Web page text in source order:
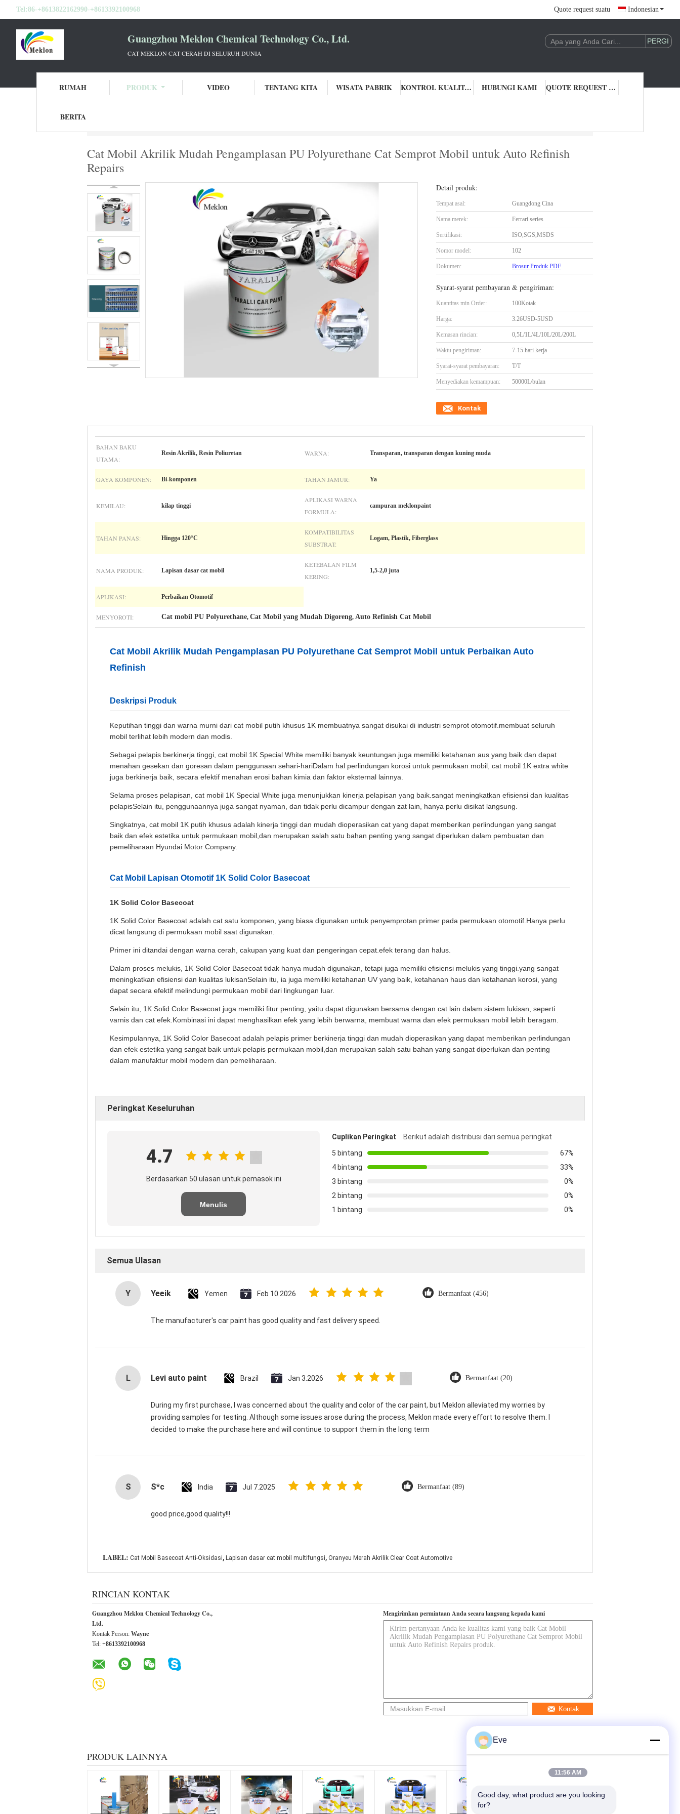
Tel:86-+8613822162990-+8613392100968 Quote request suatu Indonesian
Guangzhou Meklon Chemical Technology Co., Ltd.
CAT MEKLON CAT CERAH DI SELURUH DUNIA
RUMAH PRODUK VIDEO TENTANG KITA WISATA PABRIK KONTROL KUALITAS HUBUNGI KAMI QUOTE REQUEST SUATU
BERITA
Cat Mobil Akrilik Mudah Pengamplasan PU Polyurethane Cat Semprot Mobil untuk Auto Refinish
Repairs
Detail produk:
Tempat asal: Guangdong Cina
Nama merek: Ferrari series
Sertifikasi: ISO,SGS,MSDS
Nomor model: 102
Dokumen: Brosur Produk PDF
Syarat-syarat pembayaran & pengiriman:
Kuantitas min Order: 100Kotak
Harga: 3.26USD-5USD
Kemasan rincian: 0,5L/1L/4L/10L/20L/200L
Waktu pengiriman: 7-15 hari kerja
Syarat-syarat pembayaran: T/T
Menyediakan kemampuan: 50000L/bulan
Kontak
BAHAN BAKU
UTAMA:
Resin Akrilik, Resin Poliuretan WARNA: Transparan, transparan dengan kuning muda
GAYA KOMPONEN: Bi-komponen TAHAN JAMUR: Ya
KEMILAU: kilap tinggi
APLIKASI WARNA
FORMULA:
campuran meklonpaint
TAHAN PANAS: Hingga 120°C
KOMPATIBILITAS
SUBSTRAT:
Logam, Plastik, Fiberglass
NAMA PRODUK: Lapisan dasar cat mobil
KETEBALAN FILM
KERING:
1,5-2,0 juta
APLIKASI: Perbaikan Otomotif
MENYOROTI: Cat mobil PU Polyurethane, Cat Mobil yang Mudah Digoreng, Auto Refinish Cat Mobil
Cat Mobil Akrilik Mudah Pengamplasan PU Polyurethane Cat Semprot Mobil untuk Perbaikan Auto
Refinish
Deskripsi Produk
Keputihan tinggi dan warna murni dari cat mobil putih khusus 1K membuatnya sangat disukai di industri semprot otomotif.membuat seluruh
mobil terlihat lebih modern dan modis.
Sebagai pelapis berkinerja tinggi, cat mobil 1K Special White memiliki banyak keuntungan.juga memiliki ketahanan aus yang baik dan dapat
menahan gesekan dan goresan dalam penggunaan sehari-hariDalam hal perlindungan korosi untuk permukaan mobil, cat mobil 1K extra white
juga berkinerja baik, secara efektif menahan erosi bahan kimia dan faktor eksternal lainnya.
Selama proses pelapisan, cat mobil 1K Special White juga menunjukkan kinerja pelapisan yang baik.sangat meningkatkan efisiensi dan kualitas
pelapisSelain itu, penggunaannya juga sangat nyaman, dan tidak perlu dicampur dengan zat lain, hanya perlu disikat langsung.
Singkatnya, cat mobil 1K putih khusus adalah kinerja tinggi dan mudah dioperasikan cat yang dapat memberikan perlindungan yang sangat
baik dan efek estetika untuk permukaan mobil,dan merupakan salah satu bahan penting yang sangat diperlukan dalam pembuatan dan
pemeliharaan Hyundai Motor Company.
Cat Mobil Lapisan Otomotif 1K Solid Color Basecoat
1K Solid Color Basecoat
1K Solid Color Basecoat adalah cat satu komponen, yang biasa digunakan untuk penyemprotan primer pada permukaan otomotif.Hanya perlu
dicat langsung di permukaan mobil saat digunakan.
Primer ini ditandai dengan warna cerah, cakupan yang kuat dan pengeringan cepat.efek terang dan halus.
Dalam proses melukis, 1K Solid Color Basecoat tidak hanya mudah digunakan, tetapi juga memiliki efisiensi melukis yang tinggi.yang sangat
meningkatkan efisiensi dan kualitas lukisanSelain itu, ia juga memiliki ketahanan UV yang baik, ketahanan haus dan ketahanan korosi, yang
dapat secara efektif melindungi permukaan mobil dari lingkungan luar.
Selain itu, 1K Solid Color Basecoat juga memiliki fitur penting, yaitu dapat digunakan bersama dengan cat lain dalam sistem lukisan, seperti
varnis dan cat efek.Kombinasi ini dapat menghasilkan efek yang lebih berwarna, membuat warna dan efek permukaan mobil lebih beragam.
Kesimpulannya, 1K Solid Color Basecoat adalah pelapis primer berkinerja tinggi dan mudah dioperasikan yang dapat memberikan perlindungan
dan efek estetika yang sangat baik untuk pelapis permukaan mobil,dan merupakan salah satu bahan yang sangat diperlukan dan penting
dalam manufaktur mobil modern dan pemeliharaan.
Peringkat Keseluruhan
4.7
Berdasarkan 50 ulasan untuk pemasok ini
Menulis
Cuplikan Peringkat
Berikut adalah distribusi dari semua peringkat
5 bintang
67%
4 bintang
33%
3 bintang
0%
2 bintang
0%
1 bintang
0%
Semua Ulasan
Y Yeeik Yemen Feb 10.2026 Bermanfaat (456)
The manufacturer's car paint has good quality and fast delivery speed.
L Levi auto paint Brazil Jan 3.2026 Bermanfaat (20)
During my first purchase, I was concerned about the quality and color of the car paint, but Meklon alleviated my worries by
providing samples for testing. Although some issues arose during the process, Meklon made every effort to resolve them. I
decided to make the purchase here and will continue to support them in the long term
S S*c India Jul 7.2025 Bermanfaat (89)
good price,good quality!!!
LABEL: Cat Mobil Basecoat Anti-Oksidasi, Lapisan dasar cat mobil multifungsi, Oranyeu Merah Akrilik Clear Coat Automotive
RINCIAN KONTAK
Guangzhou Meklon Chemical Technology Co.,
Ltd.
Kontak Person: Wayne
Tel: +8613392100968
Mengirimkan permintaan Anda secara langsung kepada kami
Kontak
PRODUK LAINNYA
Eve
11:56 AM
Good day, what product are you looking
for?